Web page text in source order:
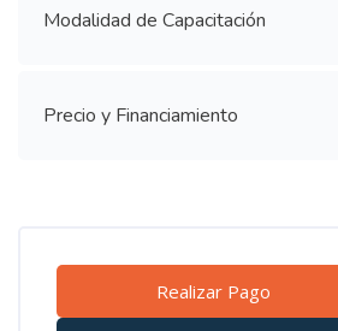
Modalidad de Capacitación
Precio y Financiamiento
Realizar Pago